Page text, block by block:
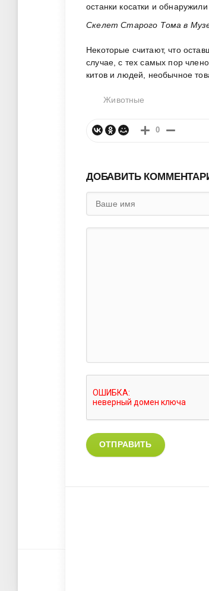
останки косатки и
Скелет Старого Тома в
Некоторые считают, что
случае, с тех самых пор
китов и людей, необычное
Животные
0
ДОБАВИТЬ
ОТПРАВИТЬ